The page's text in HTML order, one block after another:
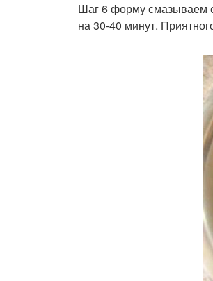
Шаг 6 форму смазываем
на 30-40 минут.